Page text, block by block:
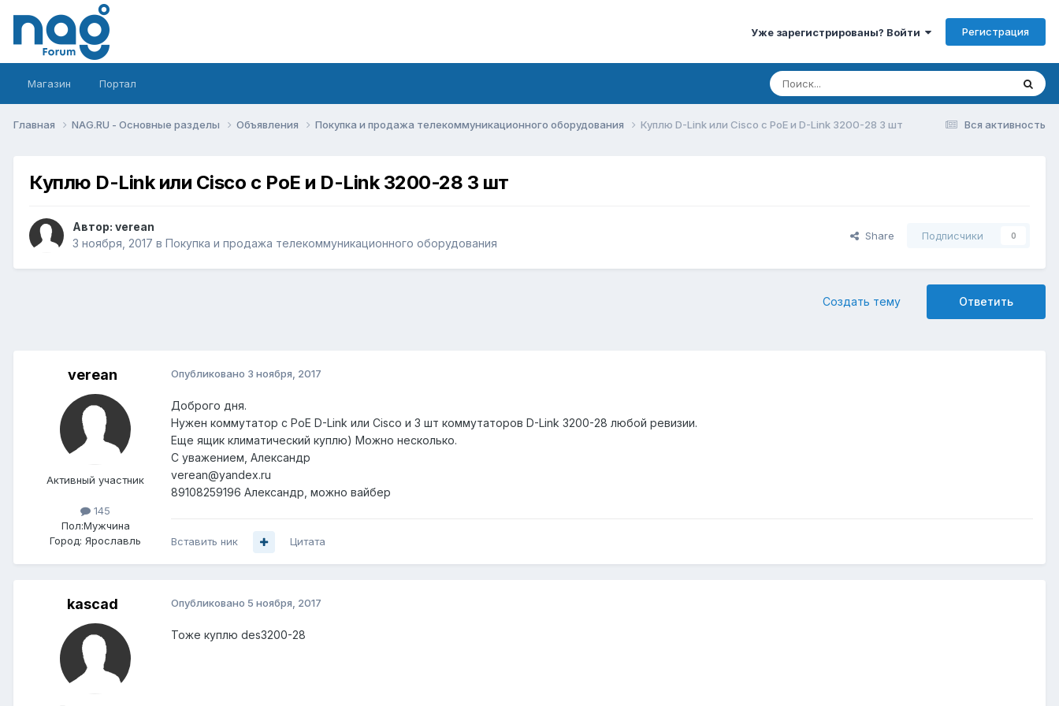
Уже зарегистрированы? Войти Регистрация
Магазин Портал
Вся активность
Главная NAG.RU - Основные разделы Объявления Покупка и продажа телекоммуникационного оборудования Куплю D-Link или Сisco c PoE и D-Link 3200-28 3 шт
Куплю D-Link или Сisco c PoE и D-Link 3200-28 3 шт
Автор: verean
3 ноября, 2017 в Покупка и продажа телекоммуникационного оборудования
Share Подписчики 0
Ответить
Создать тему
verean
Активный участник
145
Пол:Мужчина
Город: Ярославль
Опубликовано 3 ноября, 2017
Доброго дня.
Нужен коммутатор с PoE D-Link или Cisco и 3 шт коммутаторов D-Link 3200-28 любой ревизии.
Еще ящик климатический куплю) Можно несколько.
С уважением, Александр
verean@yandex.ru
89108259196 Александр, можно вайбер
Вставить ник Цитата
kascad Опубликовано 5 ноября, 2017
Тоже куплю des3200-28